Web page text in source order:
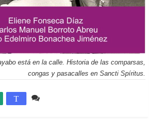
está en la calle. Historia de las comparsas,
congas y pasacalles en Sancti Spíritus.
T